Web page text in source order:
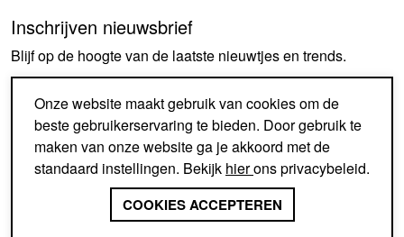
MA
14:00-18:00
DI-DO
09:30-18:00
ZA
09:30-17:00
ZO
GESLOTEN
Inschrijven nieuwsbrief
Blijf op de hoogte van de laatste nieuwtjes en trends.
AANMELDEN
SINDS 1926 EEN BEGRIP IN
SCHOENEN EN ACCESSOIRES
Onze website maakt gebruik van cookies om de
beste gebruikerservaring te bieden. Door gebruik te
maken van onze website ga je akkoord met de
standaard instellingen. Bekijk hierons privacybeleid.